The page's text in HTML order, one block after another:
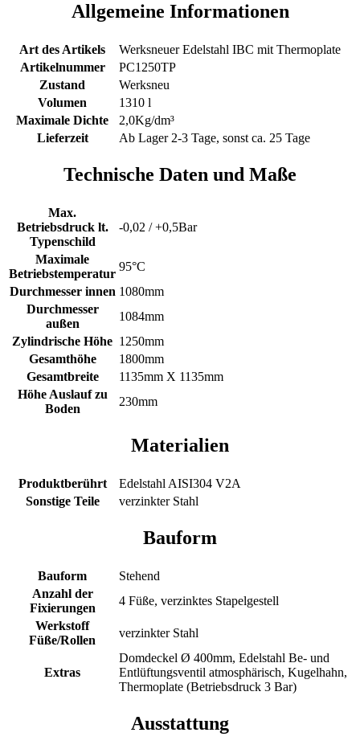
Allgemeine Informationen
Art des Artikels
Werksneuer Edelstahl IBC mit Thermoplate
Artikelnummer
PC1250TP
Zustand
Werksneu
Volumen
1310 l
Maximale Dichte
2,0Kg/dm³
Lieferzeit
Ab Lager 2-3 Tage, sonst ca. 25 Tage
Technische Daten und Maße
Max.
Betriebsdruck lt.
Typenschild
-0,02 / +0,5Bar
Maximale
Betriebstemperatur
95°C
Durchmesser innen 1080mm
Durchmesser
außen
1084mm
Zylindrische Höhe 1250mm
Gesamthöhe
1800mm
Gesamtbreite
1135mm X 1135mm
Höhe Auslauf zu
Boden
230mm
Materialien
Produktberührt
Edelstahl AISI304 V2A
Sonstige Teile
verzinkter Stahl
Bauform
Bauform
Stehend
Anzahl der
Fixierungen
4 Füße, verzinktes Stapelgestell
Werkstoff
Füße/Rollen
verzinkter Stahl
Extras
Domdeckel Ø 400mm, Edelstahl Be- und
Entlüftungsventil atmosphärisch, Kugelhahn,
Thermoplate (Betriebsdruck 3 Bar)
Ausstattung